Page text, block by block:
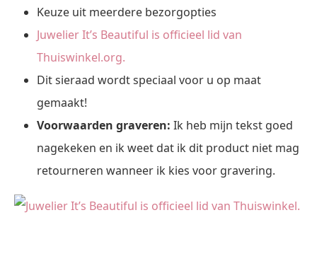
Keuze uit meerdere bezorgopties
Juwelier It’s Beautiful is officieel lid van
Thuiswinkel.org.
Dit sieraad wordt speciaal voor u op maat
gemaakt!
Voorwaarden graveren: Ik heb mijn tekst goed
nagekeken en ik weet dat ik dit product niet mag
retourneren wanneer ik kies voor gravering.